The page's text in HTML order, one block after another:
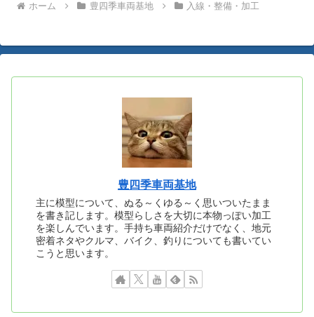
ホーム 豊四季車両基地 入線・整備・加工
豊四季車両基地
主に模型について、ぬる～くゆる～く思いついたまま
を書き記します。模型らしさを大切に本物っぽい加工
を楽しんでいます。手持ち車両紹介だけでなく、地元
密着ネタやクルマ、バイク、釣りについても書いてい
こうと思います。